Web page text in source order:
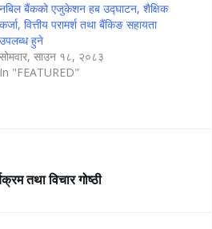
नबिल बैंकको एजुकेशन हब उद्घाटन, शैक्षिक
कर्जा, वित्तीय परामर्श तथा बैंकिङ सहायता
उपलब्ध हुने
सोमवार, साउन १८, २०८३
In "FEATURED"
तथा विचार गोष्ठी